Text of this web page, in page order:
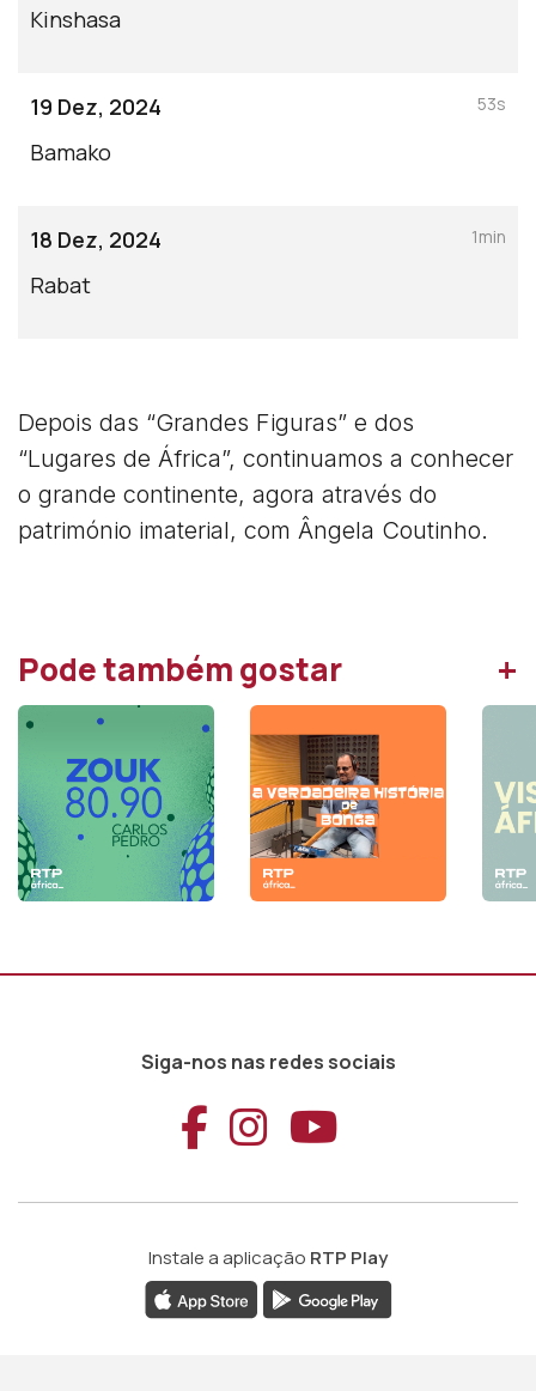
Kinshasa
19 Dez, 2024
Bamako
53s
18 Dez, 2024
Rabat
1min
Depois das “Grandes Figuras” e dos
“Lugares de África”, continuamos a conhecer
o grande continente, agora através do
património imaterial, com Ângela Coutinho.
Pode também gostar +
Siga-nos nas redes sociais
Aceder ao
Aceder ao
Aceder
Instale a aplicação RTP Play